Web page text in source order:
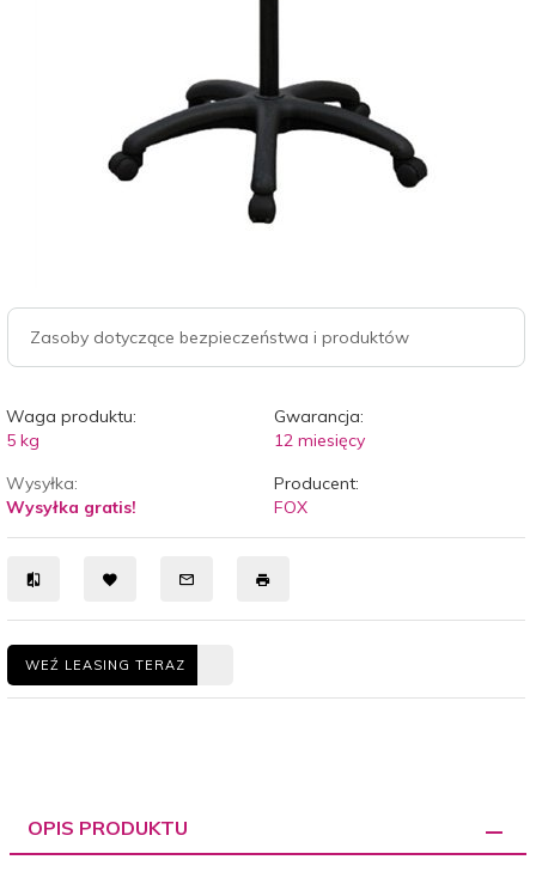
Zasoby dotyczące bezpieczeństwa i produktów
Waga produktu:
5 kg
Gwarancja:
12 miesięcy
Wysyłka:
Wysyłka gratis!
Producent:
FOX
WEŹ LEASING TERAZ
OPIS PRODUKTU